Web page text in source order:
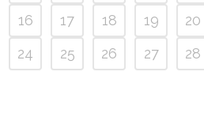
16
17 18 19 20
24
25 26 27 28